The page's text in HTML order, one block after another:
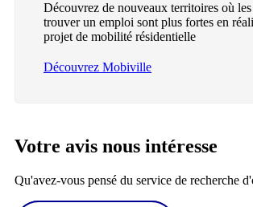
Découvrez de nouveaux territoires où les
trouver un emploi sont plus fortes en
projet de mobilité résidentielle
Découvrez Mobiville
Votre avis nous intéresse
Qu'avez-vous pensé du service de recherche